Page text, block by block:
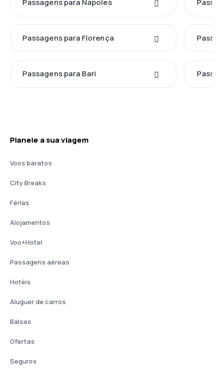
Passagens para Florença
Passagens para Bari
Planeie a sua viagem
Voos baratos
City Breaks
Férias
Alojamentos
Voo+Hotel
Passagens aéreas
Hotéis
Aluguer de carros
Balsas
Ofertas
Seguros